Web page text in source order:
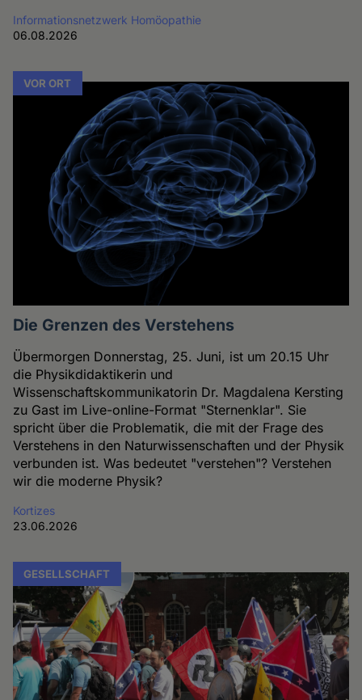
Informationsnetzwerk Homöopathie
06.08.2026
VOR ORT
Die Grenzen des Verstehens
Übermorgen Donnerstag, 25. Juni, ist um 20.15 Uhr
die Physikdidaktikerin und
Wissenschaftskommunikatorin Dr. Magdalena Kersting
zu Gast im Live-online-Format "Sternenklar". Sie
spricht über die Problematik, die mit der Frage des
Verstehens in den Naturwissenschaften und der Physik
verbunden ist. Was bedeutet "verstehen"? Verstehen
wir die moderne Physik?
Kortizes
23.06.2026
GESELLSCHAFT